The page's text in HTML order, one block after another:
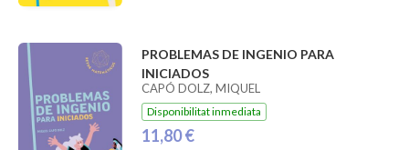
PROBLEMAS DE INGENIO PARA
INICIADOS
CAPÓ DOLZ, MIQUEL
Disponibilitat inmediata
11,80 €